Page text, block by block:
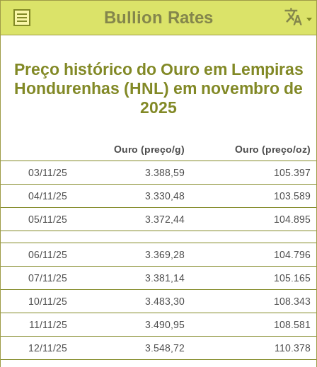
Bullion Rates
Preço histórico do Ouro em Lempiras
Hondurenhas (HNL) em novembro de
2025
Ouro (preço/g) Ouro (preço/oz)
03/11/25 3.388,59 105.397
04/11/25 3.330,48 103.589
05/11/25 3.372,44 104.895
06/11/25 3.369,28 104.796
07/11/25 3.381,14 105.165
10/11/25 3.483,30 108.343
11/11/25 3.490,95 108.581
12/11/25 3.548,72 110.378